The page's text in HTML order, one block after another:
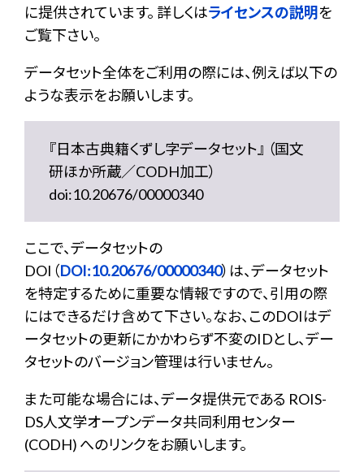
に提供されています。 詳しくはライセンスの説明を
ご覧下さい。
データセット全体をご利用の際には、例えば以下の
ような表示をお願いします。
『日本古典籍くずし字データセット』 （国文
研ほか所蔵／CODH加工）
doi:10.20676/00000340
ここで、データセットの
DOI（DOI:10.20676/00000340）は、データセット
を特定するために重要な情報ですので、引用の際
にはできるだけ含めて下さい。なお、このDOIはデ
ータセットの更新にかかわらず不変のIDとし、デー
タセットのバージョン管理は行いません。
また可能な場合には、データ提供元である ROIS-
DS人文学オープンデータ共同利用センター
(CODH) へのリンクをお願いします。